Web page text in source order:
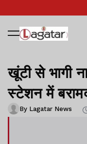
खूंटी से भागी
स्टेशन में
By Lagatar News